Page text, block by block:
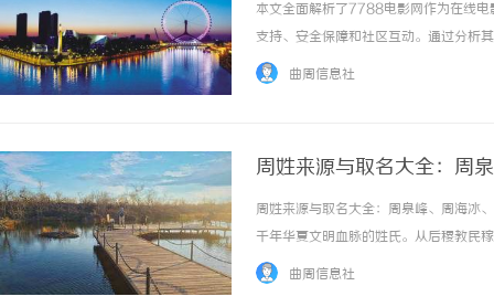
本文全面解析了7788电影网作为在线
支持、安全保障和社区互动。通过分析
线观影行业的发展。 ...……
曲周信息社
周姓来源与取名大全：周
周新云等
周姓来源与取名大全：周泉峰、周海冰
千年华夏文明血脉的姓氏。从后稷教民
淤泥而不染”的君子品格，周氏一族在
曲周信息社